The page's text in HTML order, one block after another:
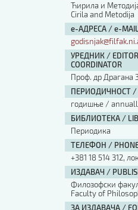
Ћирила и
Cirila and Metodija
е-АДРЕСА / e-MAIL
УРЕДНИК /
COORDINATOR
Проф. др Драгана
ПЕРИОДИЧНОСТ /
годишње /
БИБЛИОТЕКА /
Периодика
ТЕЛЕФОН /
+381 18 514 312,
ИЗДАВАЧ /
Филозофски
Faculty of
ЗА ИЗДАВАЧА /